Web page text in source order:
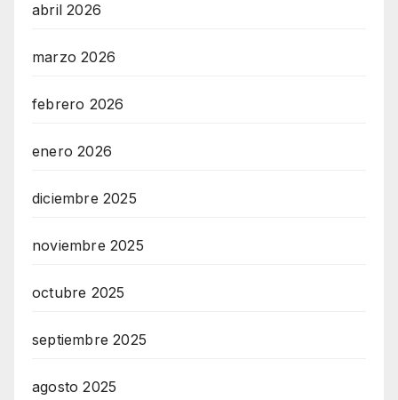
abril 2026
marzo 2026
febrero 2026
enero 2026
diciembre 2025
noviembre 2025
octubre 2025
septiembre 2025
agosto 2025